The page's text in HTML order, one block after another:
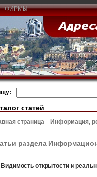
ФИРМЫ
статей
страница Информация,
раздела
Видимость открытости и